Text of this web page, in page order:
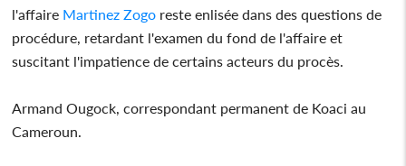
l'affaire Martinez Zogo reste enlisée dans des questions de
procédure, retardant l'examen du fond de l'affaire et
suscitant l'impatience de certains acteurs du procès.
Armand Ougock, correspondant permanent de Koaci au
Cameroun.